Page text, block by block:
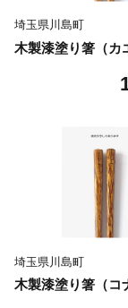
埼玉県川島町
木製漆塗り箸（カ
埼玉県川島町
木製漆塗り箸（コ